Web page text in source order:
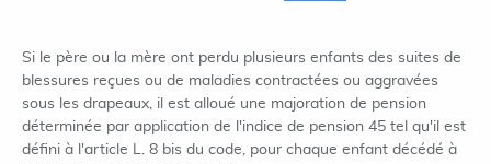
Si le père ou la mère ont perdu plusieurs enfants des suites de
blessures reçues ou de maladies contractées ou aggravées
sous les drapeaux, il est alloué une majoration de pension
déterminée par application de l'indice de pension 45 tel qu'il est
défini à l'article L. 8 bis du code, pour chaque enfant décédé à